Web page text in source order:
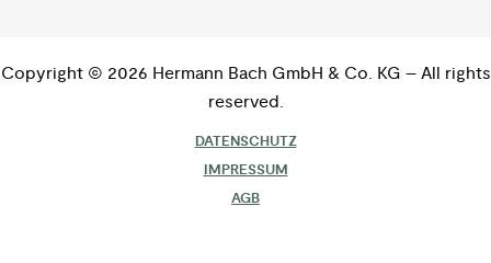
Copyright © 2026 Hermann Bach GmbH & Co. KG – All rights
reserved.
DATENSCHUTZ
IMPRESSUM
AGB